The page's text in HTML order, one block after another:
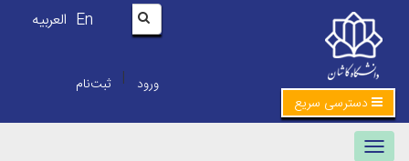
العربیه
ورود |
ثبت‌نام
دسترسی سریع
Toggle navigation